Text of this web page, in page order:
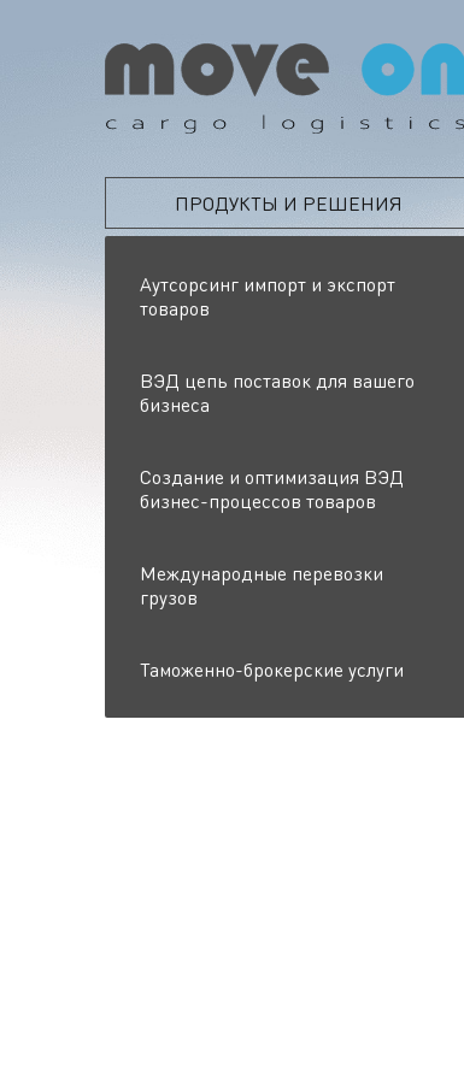
ПРОДУКТЫ И РЕШЕНИЯ
Аутсорсинг импорт и экспорт
товаров
ВЭД цепь поставок для вашего
бизнеса
Создание и оптимизация ВЭД
бизнес-процессов товаров
Международные перевозки
грузов
Таможенно-брокерские услуги